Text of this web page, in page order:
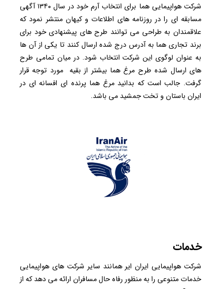
شرکت هواپیمایی هما برای انتخاب آرم خود در سال ۱۳۴۰ آگهی
مسابقه ای را در روزنامه های اطلاعات و کیهان منتشر نمود که
علاقمندان به طراحی می توانند طرح های پیشنهادی خود برای
برند تجاری هما به آدرس درج شده ارسال کنند تا یکی از آن ها
به عنوان لوگوی این شرکت انتخاب شود. در میان تمامی طرح
های ارسال شده طرح مرغ هما بیشتر از بقیه مورد توجه قرار
گرفت. جالب است که بدانید مرغ هما پرنده ای افسانه ای در
ایران باستان و تخت جمشید می باشد.
خدمات
شرکت هواپیمایی ایران ایر همانند سایر شرکت های هواپیمایی
خدمات متنوعی را به منظور رفاه حال مسافران ارائه می دهد که از